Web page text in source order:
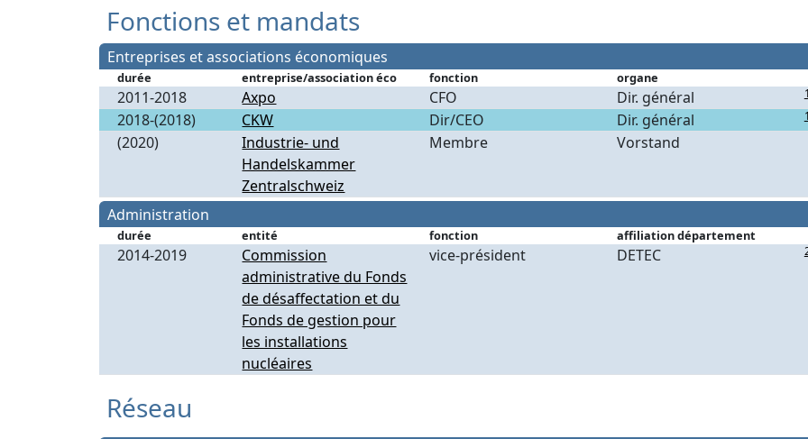
Fonctions et mandats
Entreprises et associations économiques
durée entreprise/association éco fonction organe
2011-2018 Axpo CFO Dir. général
2018-(2018) CKW Dir/CEO Dir. général
(2020)
Industrie- und
Handelskammer
Zentralschweiz
Membre Vorstand
Administration
durée entité fonction affiliation département
2014-2019
Commission
administrative du Fonds
de désaffectation et du
Fonds de gestion pour
les installations
nucléaires
vice-président DETEC
Réseau